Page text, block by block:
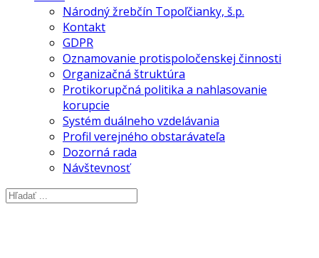
Národný žrebčín Topoľčianky, š.p.
Kontakt
GDPR
Oznamovanie protispoločenskej činnosti
Organizačná štruktúra
Protikorupčná politika a nahlasovanie
korupcie
Systém duálneho vzdelávania
Profil verejného obstarávateľa
Dozorná rada
Návštevnosť